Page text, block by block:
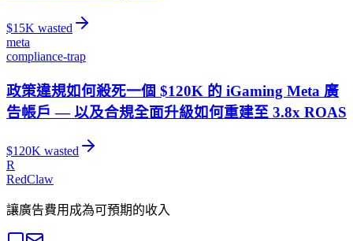
$15K wasted
meta
compliance-trap
政策違規如何殺死一個 $120K 的 iGaming Meta 廣
告帳戶 — 以及合規全面升級如何重建至 3.8x ROAS
$120K wasted
R
RedClaw
讓廣告費用成為可預期的收入